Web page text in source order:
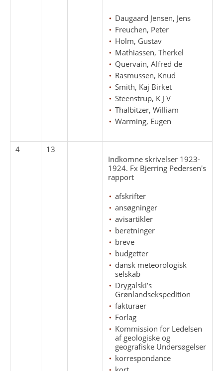
Daugaard Jensen, Jens
Freuchen, Peter
Holm, Gustav
Mathiassen, Therkel
Quervain, Alfred de
Rasmussen, Knud
Smith, Kaj Birket
Steenstrup, K J V
Thalbitzer, William
Warming, Eugen
4
13
Indkomne skrivelser 1923-
1924. Fx Bjerring Pedersen's
rapport
afskrifter
ansøgninger
avisartikler
beretninger
breve
budgetter
dansk meteorologisk
selskab
Drygalski’s
Grønlandsekspedition
fakturaer
Forlag
Kommission for Ledelsen
af geologiske og
geografiske Undersøgelser
korrespondance